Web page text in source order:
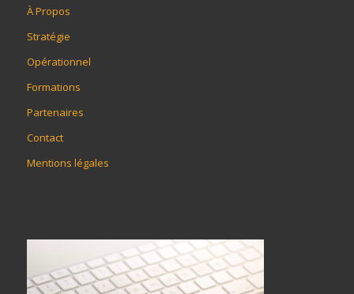
À Propos
Stratégie
Opérationnel
Formations
Partenaires
Contact
Mentions légales